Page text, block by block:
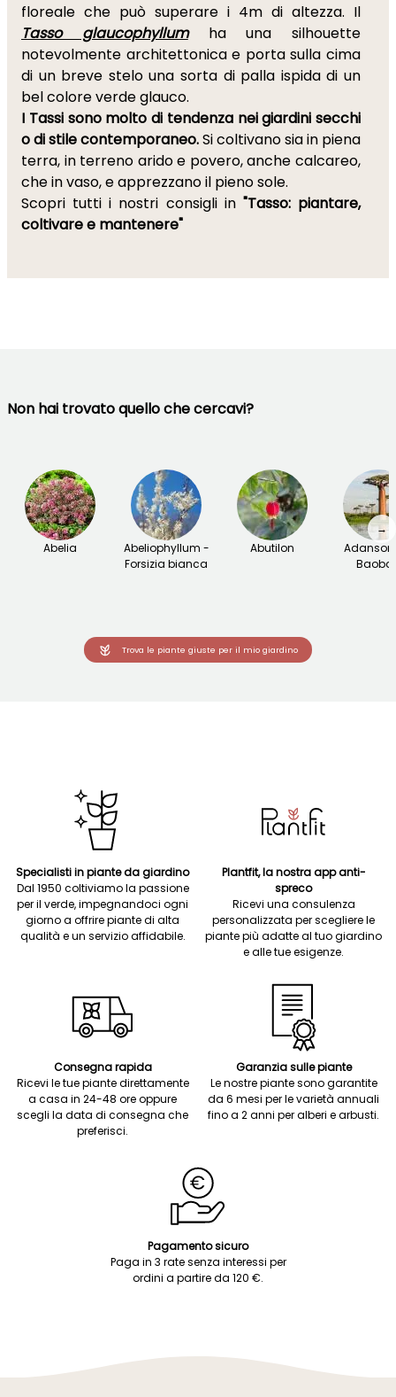
floreale che può superare i 4m di altezza. Il
Tasso glaucophyllumha una silhouette
notevolmente architettonica e porta sulla cima
di un breve stelo una sorta di palla ispida di un
bel colore verde glauco.
I Tassi sono molto di tendenza nei giardini secchi
o di stile contemporaneo.Si coltivano sia in piena
terra, in terreno arido e povero, anche calcareo,
che in vaso, e apprezzano il pieno sole.
Scopri tutti i nostri consigli in "Tasso: piantare,
coltivare e mantenere"
Non hai trovato quello che cercavi?
Abelia
Abeliophyllum -
Forsizia bianca
Abutilon
→
Trova le piante giuste per il mio giardino
Specialisti in piante da giardino
Dal 1950 coltiviamo la passione
per il verde, impegnandoci ogni
giorno a offrire piante di alta
qualità e un servizio affidabile.
Plantfit, la nostra app anti-
spreco
Ricevi una consulenza
personalizzata per scegliere le
piante più adatte al tuo giardino
e alle tue esigenze.
Consegna rapida
Ricevi le tue piante direttamente
a casa in 24-48 ore oppure
scegli la data di consegna che
preferisci.
Garanzia sulle piante
Le nostre piante sono garantite
da 6 mesi per le varietà annuali
fino a 2 anni per alberi e arbusti.
Pagamento sicuro
Paga in 3 rate senza interessi per
ordini a partire da 120 €.